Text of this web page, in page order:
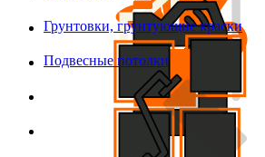
Грунтовки, грунтующие краски
Подвесные потолки